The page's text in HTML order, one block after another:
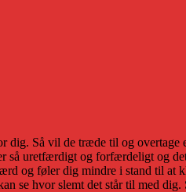
Så vil de træde til og
uretfærdigt og forfærdeligt og
og føler dig mindre i stand til at
se hvor slemt det står til med